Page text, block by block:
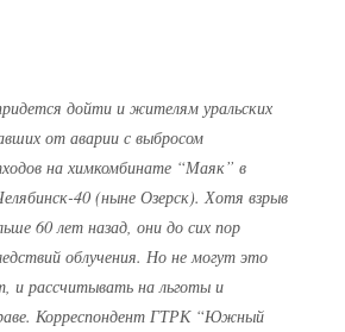
дойти и жителям уральских
от аварии с выбросом
на химкомбинате “Маяк” в
40 (ныне Озерск). Хотя взрыв
60 лет назад, они до сих пор
облучения. Но не могут это
и рассчитывать на льготы и
Корреспондент ГТРК “Южный